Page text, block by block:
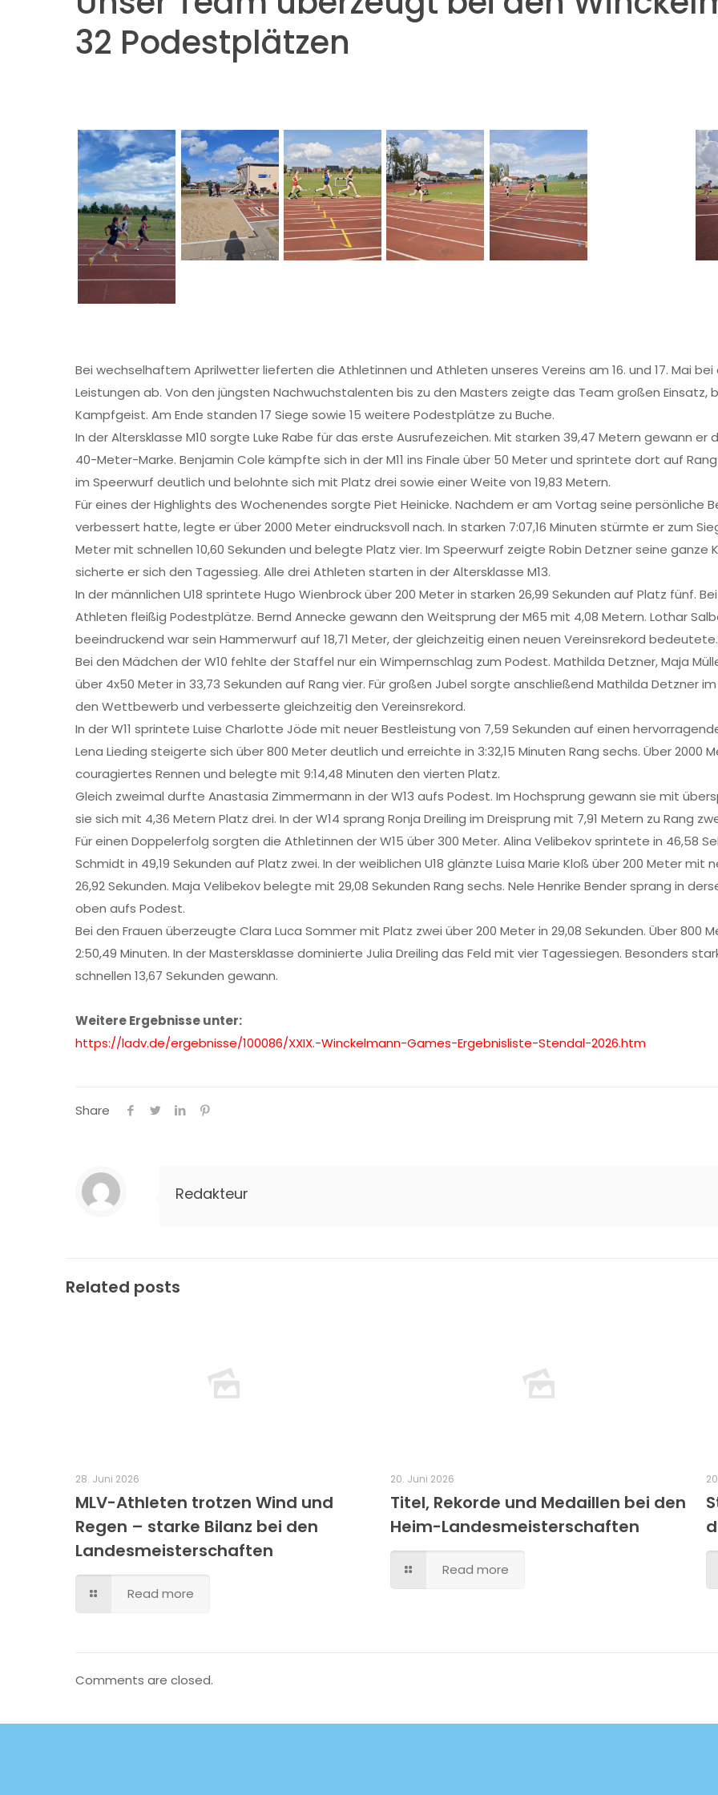
32 Podestplätzen
Bei wechselhaftem Aprilwetter lieferten die Athletinnen und Athleten unseres Vereins am 16. und 17. Mai
Leistungen ab. Von den jüngsten Nachwuchstalenten bis zu den Masters zeigte das Team großen
Kampfgeist. Am Ende standen 17 Siege sowie 15 weitere Podestplätze zu Buche.
In der Altersklasse M10 sorgte Luke Rabe für das erste Ausrufezeichen. Mit starken 39,47 Metern gewann
40-Meter-Marke. Benjamin Cole kämpfte sich in der M11 ins Finale über 50 Meter und sprintete dort auf
im Speerwurf deutlich und belohnte sich mit Platz drei sowie einer Weite von 19,83 Metern.
Für eines der Highlights des Wochenendes sorgte Piet Heinicke. Nachdem er am Vortag seine persönliche
verbessert hatte, legte er über 2000 Meter eindrucksvoll nach. In starken 7:07,16 Minuten stürmte er zum
Meter mit schnellen 10,60 Sekunden und belegte Platz vier. Im Speerwurf zeigte Robin Detzner seine ganze
sicherte er sich den Tagessieg. Alle drei Athleten starten in der Altersklasse M13.
In der männlichen U18 sprintete Hugo Wienbrock über 200 Meter in starken 26,99 Sekunden auf Platz fünf.
Athleten fleißig Podestplätze. Bernd Annecke gewann den Weitsprung der M65 mit 4,08 Metern. Lothar
beeindruckend war sein Hammerwurf auf 18,71 Meter, der gleichzeitig einen neuen Vereinsrekord bedeutete.
Bei den Mädchen der W10 fehlte der Staffel nur ein Wimpernschlag zum Podest. Mathilda Detzner, Maja
über 4x50 Meter in 33,73 Sekunden auf Rang vier. Für großen Jubel sorgte anschließend Mathilda Detzner
den Wettbewerb und verbesserte gleichzeitig den Vereinsrekord.
In der W11 sprintete Luise Charlotte Jöde mit neuer Bestleistung von 7,59 Sekunden auf einen
Lena Lieding steigerte sich über 800 Meter deutlich und erreichte in 3:32,15 Minuten Rang sechs. Über 2000
couragiertes Rennen und belegte mit 9:14,48 Minuten den vierten Platz.
Gleich zweimal durfte Anastasia Zimmermann in der W13 aufs Podest. Im Hochsprung gewann sie mit
sie sich mit 4,36 Metern Platz drei. In der W14 sprang Ronja Dreiling im Dreisprung mit 7,91 Metern zu Rang
Für einen Doppelerfolg sorgten die Athletinnen der W15 über 300 Meter. Alina Velibekov sprintete in 46,58
Schmidt in 49,19 Sekunden auf Platz zwei. In der weiblichen U18 glänzte Luisa Marie Kloß über 200 Meter
26,92 Sekunden. Maja Velibekov belegte mit 29,08 Sekunden Rang sechs. Nele Henrike Bender sprang in
oben aufs Podest.
Bei den Frauen überzeugte Clara Luca Sommer mit Platz zwei über 200 Meter in 29,08 Sekunden. Über 800
2:50,49 Minuten. In der Mastersklasse dominierte Julia Dreiling das Feld mit vier Tagessiegen. Besonders
schnellen 13,67 Sekunden gewann.
Weitere Ergebnisse unter:
https://ladv.de/ergebnisse/100086/XXIX.-Winckelmann-Games-Ergebnisliste-Stendal-2026.htm
Share
Redakteur
Related posts
28. Juni 2026
MLV-Athleten trotzen Wind und
Regen – starke Bilanz bei den
Landesmeisterschaften
Read more
20. Juni 2026
Titel, Rekorde und Medaillen bei den
Heim-Landesmeisterschaften
Read more
Comments are closed.